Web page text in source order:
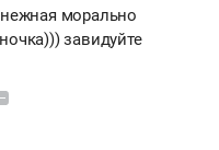
морально
завидуйте